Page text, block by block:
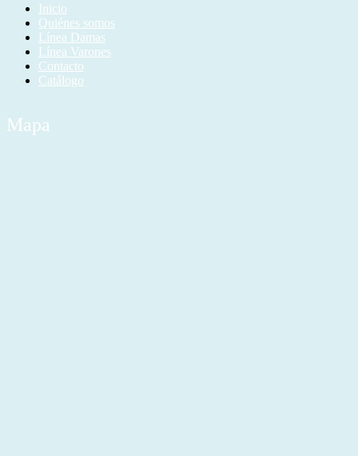
Inicio
Quiénes somos
Línea Damas
Línea Varones
Contacto
Catálogo
Mapa